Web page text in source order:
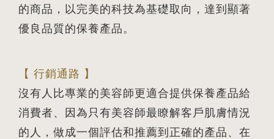
的商品，以完美的科技為基礎取向，達到顯著
優良品質的保養產品。
【 行銷通路 】
沒有人比專業的美容師更適合提供保養產品給
消費者、因為只有美容師最瞭解客戶肌膚情況
的人，做成一個評估和推薦到正確的產品、在